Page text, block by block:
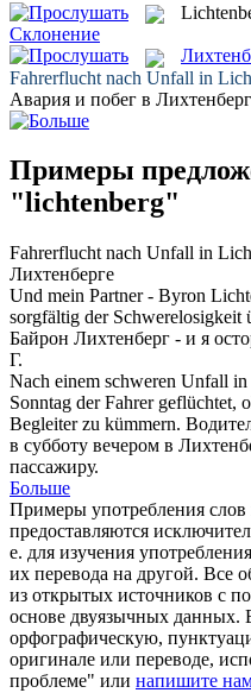
Склонение
Fahrerflucht nach Unfall in
Авария и побег в
Примеры
"lichtenberg"
Fahrerflucht nach Unfall in
Лихтенберге
Und mein Partner - Byron
sorgfältig der Schwerelosigkeit
Байрон Лихтенберг - и я
Г.
Nach einem schweren Unfall in
Sonntag der Fahrer geflüchtet,
Begleiter zu kümmern.
в субботу вечером в
пассажиру.
Больше
Примеры употребления слов
предоставляются
е. для изучения
их перевода на другой. Все
из открытых источников с
основе двуязычных данных.
орфографическую,
оригинале или переводе,
проблеме" или напишите